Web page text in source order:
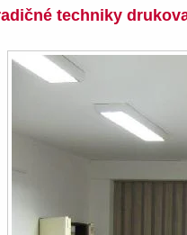
techniky